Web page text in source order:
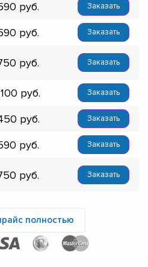
Заказать
Заказать
Заказать
Заказать
Заказать
Заказать
Заказать
полностью